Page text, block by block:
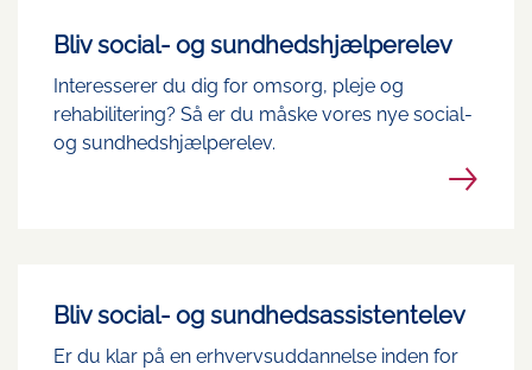
Bliv social- og sundhedshjælperelev
Interesserer du dig for omsorg, pleje og
rehabilitering? Så er du måske vores nye social-
og sundhedshjælperelev.
Bliv social- og sundhedsassistentelev
Er du klar på en erhvervsuddannelse inden for